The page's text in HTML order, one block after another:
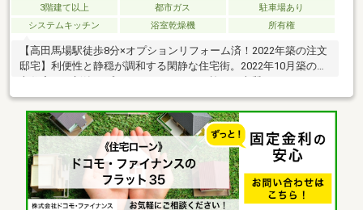
3階建て以上 都市ガス
駐車場あり
システムキッチン
浴室乾燥機 所有権
【高田馬場駅徒歩8分×オプションリフォーム済！2022年築の注文
邸宅】利便性と静穏が調和する閑静な住宅街。2022年10月築の注
す！■ハイグレードな仕様へ刷新オプションリフォームにより、
デザイン性と機能性がさらに向上。細部までこだわり抜かれた快
適な室内空間が広がります。■都心で叶う大型車庫付き希少な大
型車庫を完備。愛車の保管はもちろん、荷物の出し入れもスムー
ズでアクティブな都心ライフを支えます。注文住宅ならではの高
気密・高断熱仕様♪◆1階前面 オプションタイル◆電気自動車
充電コンセント設置